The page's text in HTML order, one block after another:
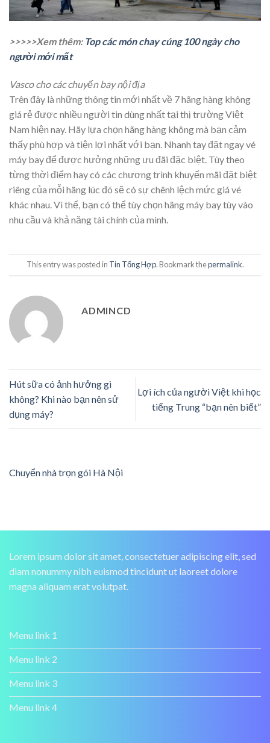
>>>>>Xem thêm: Top các món chay cúng 100 ngày cho
người mới mất
Vasco cho các chuyến bay nội địa
Trên đây là những thông tin mới nhất về 7 hãng hàng không
giá rẻ được nhiều người tin dùng nhất tại thị trường Việt
Nam hiện nay. Hãy lựa chọn hãng hàng không mà bạn cảm
thấy phù hợp và tiện lợi nhất với bạn. Nhanh tay đặt ngay vé
máy bay để được hưởng những ưu đãi đặc biệt. Tùy theo
từng thời điểm hay có các chương trình khuyến mãi đặt biệt
riêng của mỗi hãng lúc đó sẽ có sự chênh lệch mức giá vé
khác nhau. Vì thế, bạn có thể tùy chọn hãng máy bay tùy vào
nhu cầu và khả năng tài chính của mình.
This entry was posted in Tin Tổng Hợp. Bookmark thepermalink.
ADMINCD
Hút sữa có ảnh hưởng gì
không? Khi nào bạn nên sử
dụng máy?
Lợi ích của người Việt khi học
tiếng Trung “bạn nên biết”
Chuyển nhà trọn gói Hà Nội
Lorem ipsum dolor sit amet, consectetuer adipiscing elit, sed
diam nonummy nibh euismod tincidunt ut laoreet dolore
magna aliquam erat volutpat.
Menu link 1
Menu link 2
Menu link 3
Menu link 4